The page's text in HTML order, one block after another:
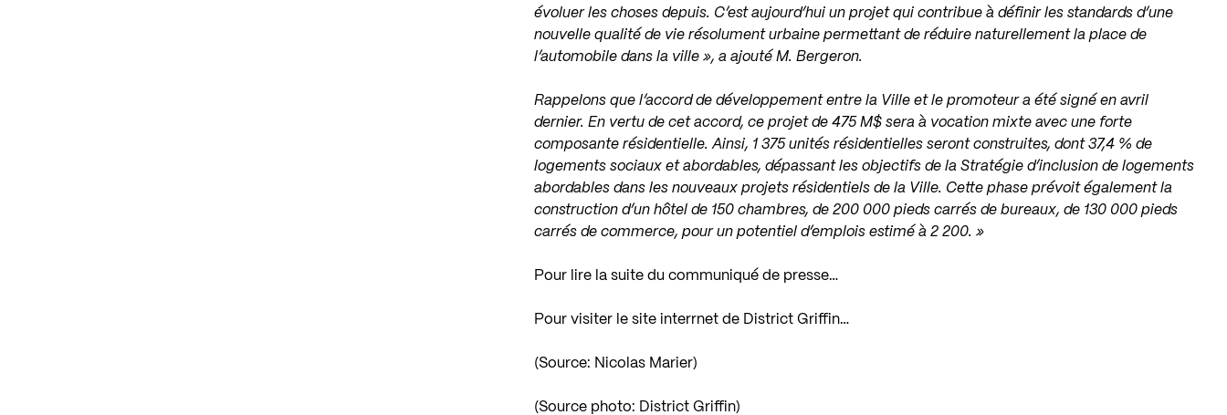
évoluer les choses depuis. C’est aujourd’hui un projet qui contribue à définir les standards d’une
nouvelle qualité de vie résolument urbaine permettant de réduire naturellement la place de
l’automobile dans la ville », a ajouté M. Bergeron.
Rappelons que l’accord de développement entre la Ville et le promoteur a été signé en avril
dernier. En vertu de cet accord, ce projet de 475 M$ sera à vocation mixte avec une forte
composante résidentielle. Ainsi, 1 375 unités résidentielles seront construites, dont 37,4 % de
logements sociaux et abordables, dépassant les objectifs de la Stratégie d’inclusion de logements
abordables dans les nouveaux projets résidentiels de la Ville. Cette phase prévoit également la
construction d’un hôtel de 150 chambres, de 200 000 pieds carrés de bureaux, de 130 000 pieds
carrés de commerce, pour un potentiel d’emplois estimé à 2 200. »
Pour lire la suite du communiqué de presse…
Pour visiter le site interrnet de District Griffin…
(Source: Nicolas Marier)
(Source photo: District Griffin)